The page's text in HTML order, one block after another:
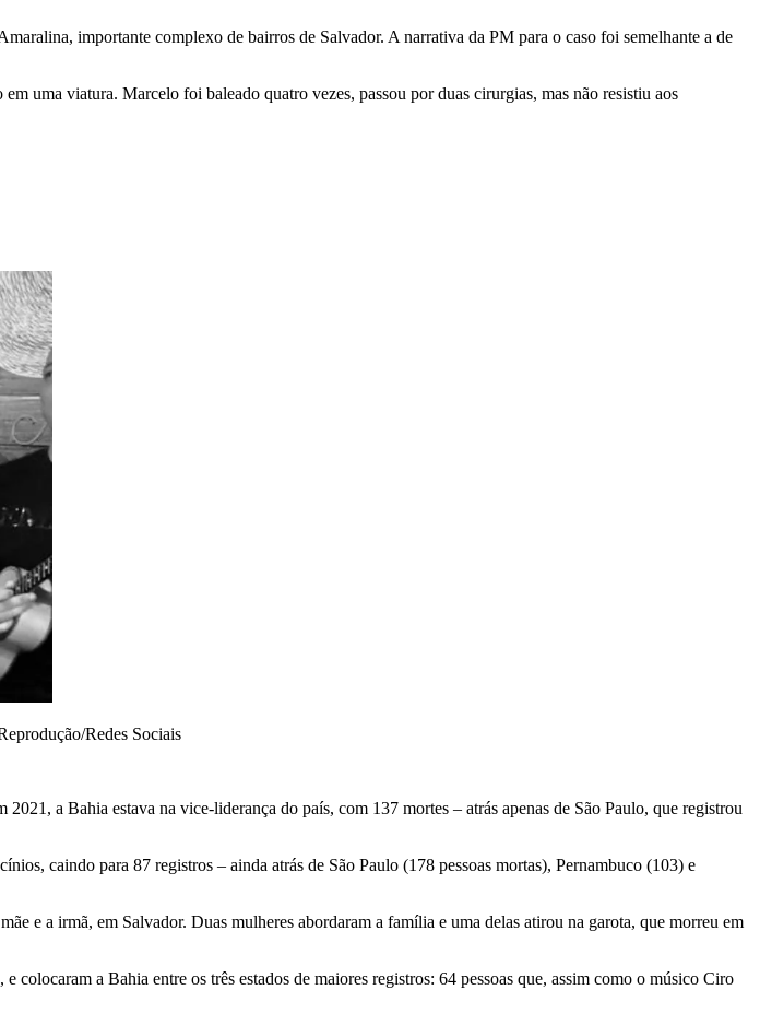
importante complexo de bairros de Salvador. A narrativa da PM para o caso foi semelhante a de
uma viatura. Marcelo foi baleado quatro vezes, passou por duas cirurgias, mas não resistiu aos
Redes Sociais
a Bahia estava na vice-liderança do país, com 137 mortes – atrás apenas de São Paulo, que registrou
caindo para 87 registros – ainda atrás de São Paulo (178 pessoas mortas), Pernambuco (103) e
e a irmã, em Salvador. Duas mulheres abordaram a família e uma delas atirou na garota, que morreu em
a Bahia entre os três estados de maiores registros: 64 pessoas que, assim como o músico Ciro